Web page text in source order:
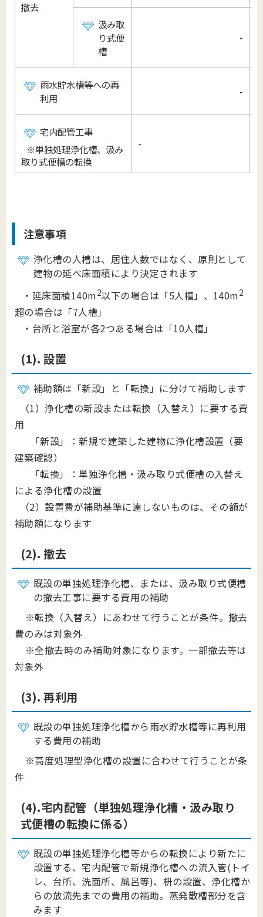
撤去
汲み取
り式便
槽
-
雨水貯水槽等への再
利用
-
宅内配管工事
※単独処理浄化槽、汲み
取り式便槽の転換
-
注意事項
浄化槽の人槽は、居住人数ではなく、原則として
建物の延べ床面積により決定されます
・延床面積140m2以下の場合は「5人槽」、140m2
超の場合は「7人槽」
・台所と浴室が各2つある場合は「10人槽」
(1). 設置
補助額は「新設」と「転換」に分けて補助します
（1）浄化槽の新設または転換（入替え）に要する費
用
「新設」：新規で建築した建物に浄化槽設置（要
建築確認）
「転換」：単独浄化槽・汲み取り式便槽の入替え
による浄化槽の設置
（2）設置費が補助基準に達しないものは、その額が
補助額になります
(2). 撤去
既設の単独処理浄化槽、または、汲み取り式便槽
の撤去工事に要する費用の補助
※転換（入替え）にあわせて行うことが条件。撤去
費のみは対象外
※全撤去時のみ補助対象になります。一部撤去等は
対象外
(3). 再利用
既設の単独処理浄化槽から雨水貯水槽等に再利用
する費用の補助
※高度処理型浄化槽の設置に合わせて行うことが条
件
(4).宅内配管（単独処理浄化槽・汲み取り
式便槽の転換に係る）
既設の単独処理浄化槽等からの転換により新たに
設置する、宅内配管で新規浄化槽への流入管(トイ
レ、台所、洗面所、風呂等)、枡の設置、浄化槽か
らの放流先までの費用の補助。蒸発散槽部分を含
みます